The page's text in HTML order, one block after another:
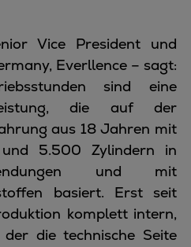
Vice President und
Everllence – sagt:
sind eine
die auf der
aus 18 Jahren mit
5.500 Zylindern in
und mit
basiert. Erst seit
komplett intern,
die technische Seite